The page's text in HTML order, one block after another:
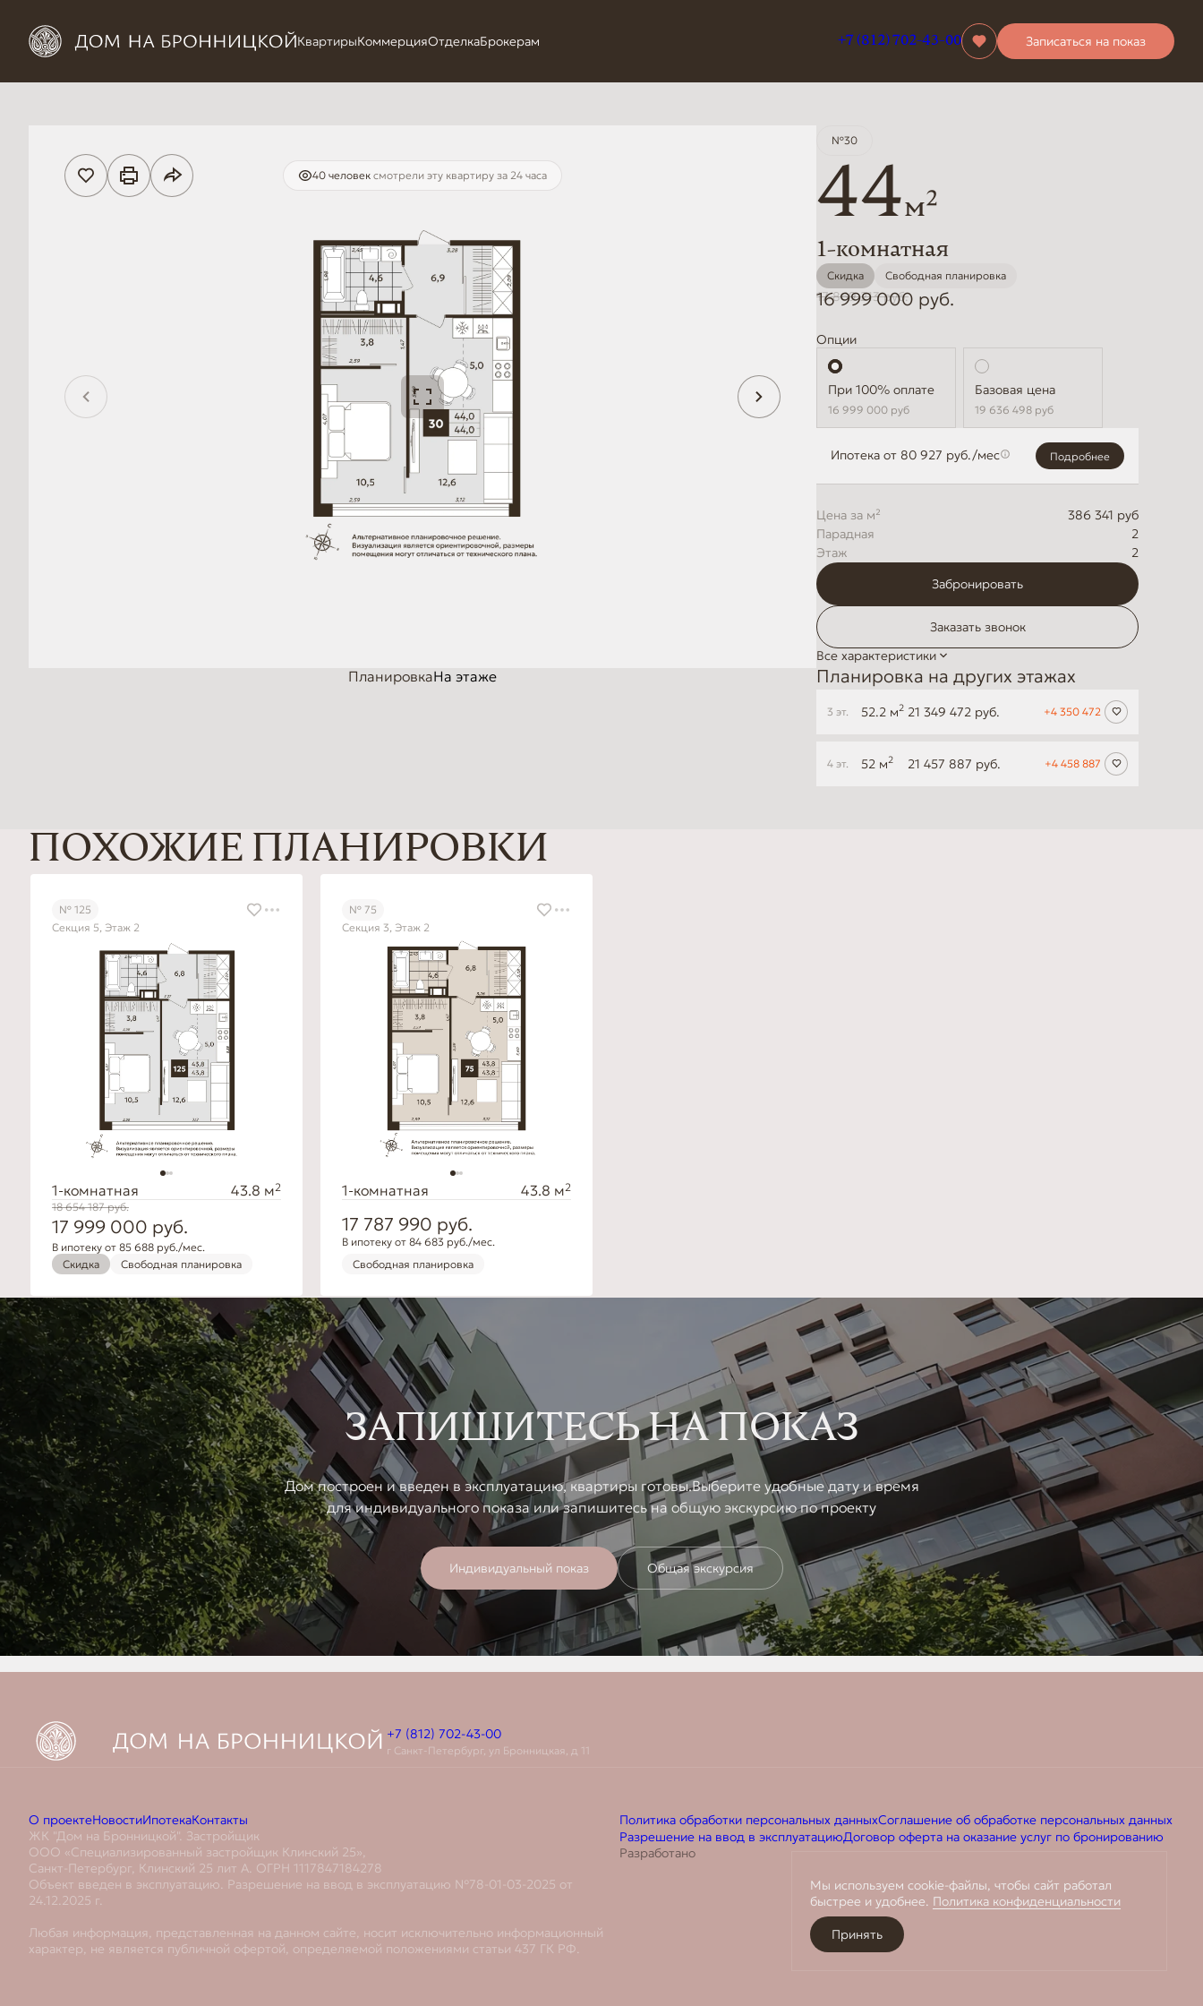
КвартирыКоммерцияОтделкаБрокерам +7 (812) 702-43-00 Записаться на показ
40 человек смотрели эту квартиру за 24 часа
ПланировкаНа этаже
№30
44м2
1-комнатная
Скидка Свободная планировка
17 869 213 руб.
16 999 000 руб.
Опции
Стандартная
16 999 000 руб
Базовая цена
19 636 498 руб
Ипотека от 80 927 руб./мес Подробнее
Цена за м²
386 341 руб
2
Этаж
2
Забронировать
Заказать звонок
Все характеристики
Планировка на других этажах
3 эт. 52.2 м2 21 349 472 руб. +4 350 472
4 эт. 52 м2 21 457 887 руб. +4 458 887
ПОХОЖИЕ ПЛАНИРОВКИ
№ 125
Секция 5, Этаж 2
1-комнатная 43.8 м2
18 654 187руб.
17 999 000 руб.
В ипотеку от 85 688 руб./мес.
Скидка
Свободная планировка
№ 75
Секция 3, Этаж 2
1-комнатная 43.8 м2
17 787 990 руб.
В ипотеку от 84 683 руб./мес.
Свободная планировка
ЗАПИШИТЕСЬ НА ПОКАЗ
Дом построен и введен в эксплуатацию, квартиры готовы.Выберите удобные дату и время
для индивидуального показа или запишитесь на общую экскурсию по проекту
Индивидуальный показ Общая экскурсия
+7 (812) 702-43-00
г Санкт-Петербург, ул Бронницкая, д 11
О проектеНовостиИпотекаКонтакты
ЖК "Дом на Бронницкой". Застройщик
ООО «Специализированный застройщик Клинский 25»,
Санкт-Петербург, Клинский 25 лит А. ОГРН 1117847184278
Объект введен в эксплуатацию. Разрешение на ввод в эксплуатацию №78-01-03-2025 от
24.12.2025 г.
Любая информация, представленная на данном сайте, носит исключительно информационный
характер, не является публичной офертой, определяемой положениями статьи 437 ГК РФ.
Политика обработки персональных данныхСоглашение об обработке персональных данных
Разрешение на ввод в эксплуатациюДоговор оферта на оказание услуг по бронированию
Разработано
Мы используем cookie-файлы, чтобы сайт работал
быстрее и удобнее. Политика конфиденциальности
Принять